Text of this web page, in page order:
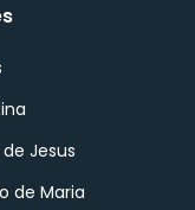
Jesus
de Maria